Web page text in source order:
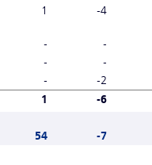
1 -4
- -
- -
- -2
1 -6
54 -7